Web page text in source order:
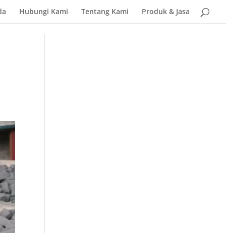
Hubungi Kami Tentang Kami Produk & Jasa